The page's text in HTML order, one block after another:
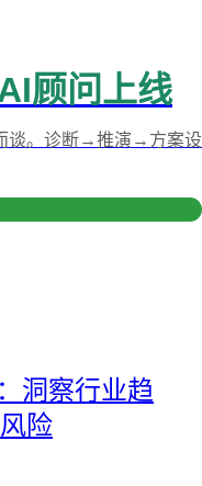
顾问上线
谈。诊断→推演→方案设
洞察行业趋
险